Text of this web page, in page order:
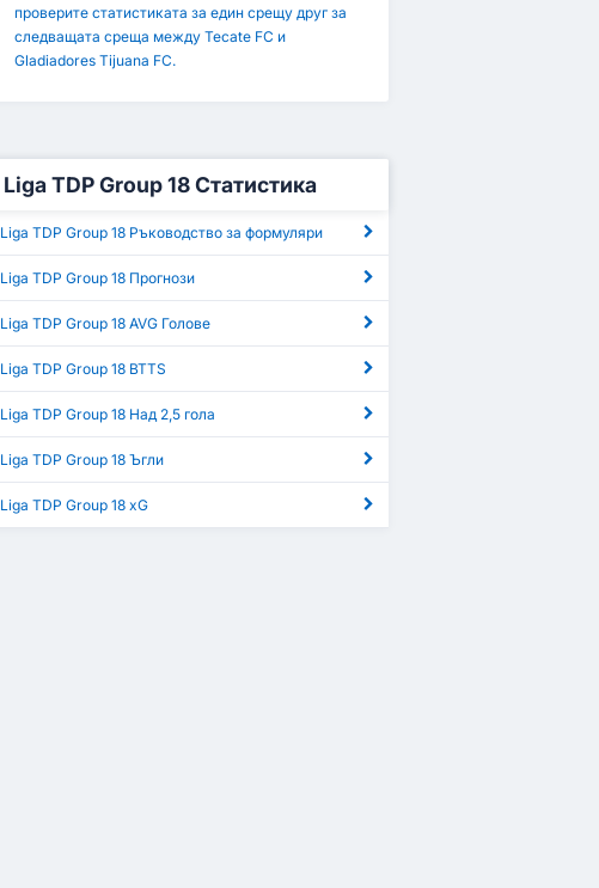
проверите статистиката за един срещу друг за
следващата среща между Tecate FC и
Gladiadores Tijuana FC.
Liga TDP Group 18 Статистика
Liga TDP Group 18 Ръководство за формуляри
Liga TDP Group 18 Прогнози
Liga TDP Group 18 AVG Голове
Liga TDP Group 18 BTTS
Liga TDP Group 18 Над 2,5 гола
Liga TDP Group 18 Ъгли
Liga TDP Group 18 xG